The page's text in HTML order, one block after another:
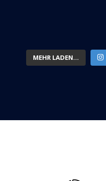
MEHR LADEN...